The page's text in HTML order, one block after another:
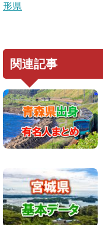
形県
関連記事